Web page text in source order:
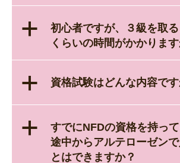
a
初心者ですが、３級を取
くらいの時間がかかります
a 資格試験はどんな内容です
a
すでにNFDの資格を持って
途中からアルテローゼン
とはできますか？